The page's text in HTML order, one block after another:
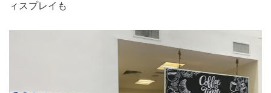
ィスプレイも